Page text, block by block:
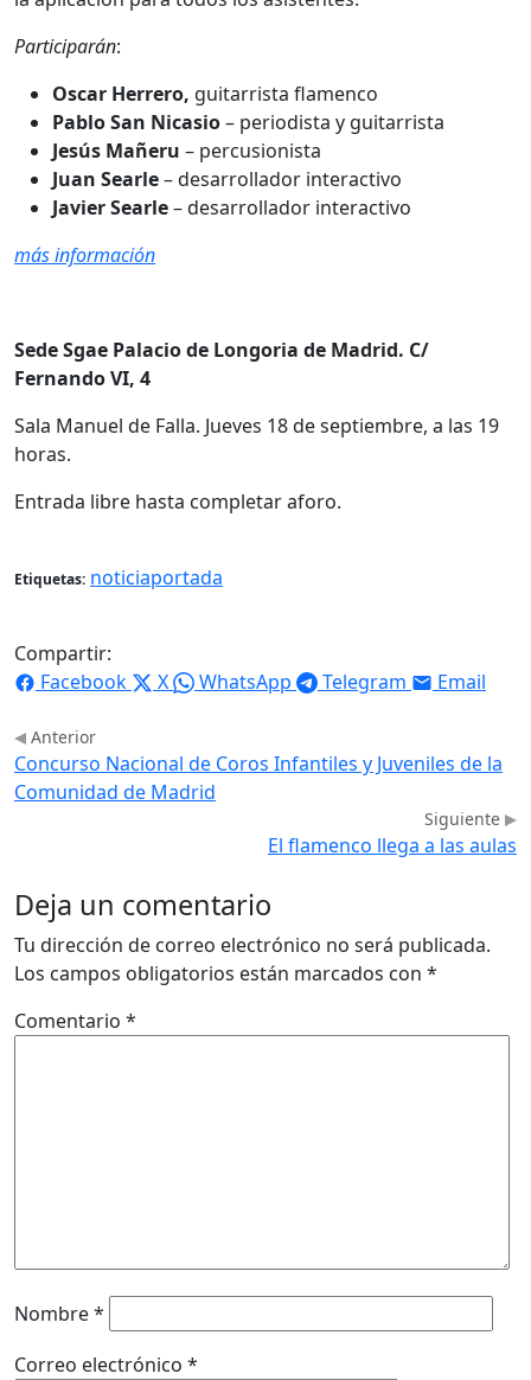
Participarán:
Oscar Herrero, guitarrista flamenco
Pablo San Nicasio– periodista y guitarrista
Jesús Mañeru – percusionista
Juan Searle– desarrollador interactivo
Javier Searle– desarrollador interactivo
más información
Sede Sgae Palacio de Longoria de Madrid. C/
Fernando VI, 4
Sala Manuel de Falla. Jueves 18 de septiembre, a las 19
horas.
Entrada libre hasta completar aforo.
Etiquetas: noticiaportada
Compartir:
Facebook
X WhatsApp Telegram Email
Anterior
Concurso Nacional de Coros Infantiles y Juveniles de la
Comunidad de Madrid
Siguiente
El flamenco llega a las aulas
Deja un comentario
Tu dirección de correo electrónico no será publicada.
Los campos obligatorios están marcados con *
Comentario *
Nombre*
Correo electrónico *